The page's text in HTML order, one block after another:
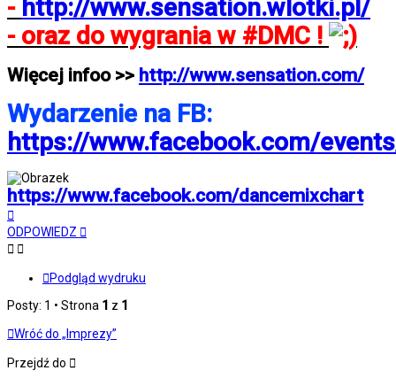
- http://www.sensation.wlotki.pl/
- oraz do wygrania w #DMC !
Więcej infoo >> http://www.sensation.com/
Wydarzenie na FB:
https://www.facebook.com/
https://www.facebook.com/dancemixchart
górę
ODPOWIEDZ
Podgląd wydruku
Posty: 1 • Strona 1 z 1
Wróć do „Imprezy”
Przejdź do